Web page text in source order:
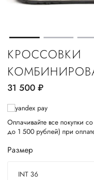
КРОССОВКИ
31 500руб.
Оплачивайте все покупки
до 1 500 рублей) при
Размер
INT 36